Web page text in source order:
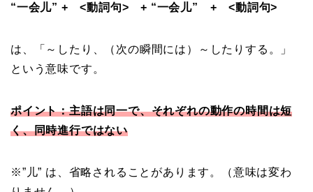
“一会儿” + <動詞句> + “一会儿” + <動詞句>
は、「～したり、（次の瞬間には）～したりする。」
という意味です。
ポイント：主語は同一で、それぞれの動作の時間は短
く、同時進行ではない
※”儿” は、省略されることがあります。（意味は変わ